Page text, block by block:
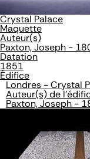
Crystal Palace
Maquette
Auteur(s)
Paxton, Joseph -
Datation
1851
Édifice
Londres - Crystal
Auteur(s) de
Paxton, Joseph -